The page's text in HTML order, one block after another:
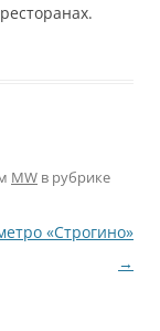
MW в рубрике
«Строгино»
→